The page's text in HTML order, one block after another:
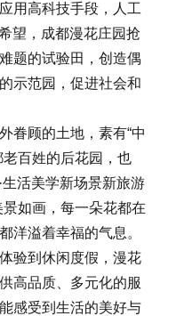
用高科技手段，人工
望，成都漫花庄园抢
题的试验田，创造偶
示范园，促进社会和
顾的土地，素有“中
老百姓的后花园，也
生活美学新场景新旅游
如画，每一朵花都在
洋溢着幸福的气息。
验到休闲度假，漫花
高品质、多元化的服
感受到生活的美好与